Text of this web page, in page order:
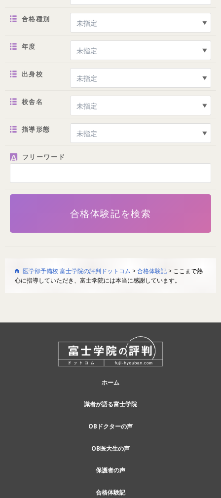
合格種別
年度
出身校
校舎名
指導形態
フリーワード
医学部予備校 富士学院の評判ドットコム >合格体験記 > ここまで熱
心に指導していただき、富士学院には本当に感謝しています。
ホーム
識者が語る富士学院
OBドクターの声
OB医大生の声
保護者の声
合格体験記